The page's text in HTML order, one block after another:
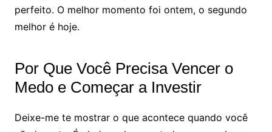
perfeito. O melhor momento foi ontem, o segundo
melhor é hoje.
Por Que Você Precisa Vencer o
Medo e Começar a Investir
Deixe-me te mostrar o que acontece quando você